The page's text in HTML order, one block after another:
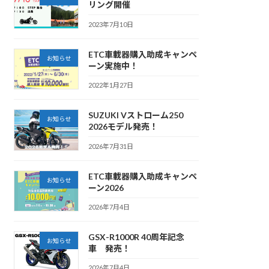
リング開催
2023年7月10日
お知らせ
ETC車載器購入助成キャンペ
ーン実施中！
2022年1月27日
お知らせ
SUZUKI Vストローム250
2026モデル発売！
2026年7月31日
お知らせ
ETC車載器購入助成キャンペ
ーン2026
2026年7月4日
お知らせ
GSX-R1000R 40周年記念
車 発売！